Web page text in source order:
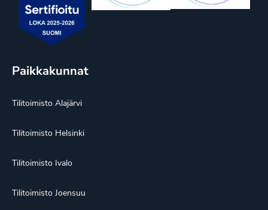
Paikkakunnat
Tilitoimisto Alajärvi
Tilitoimisto Helsinki
Tilitoimisto Ivalo
Tilitoimisto Joensuu